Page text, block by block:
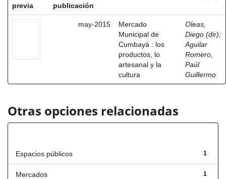
previa
publicación
may-2015
Mercado
Municipal de
Cumbayá : los
productos, lo
artesanal y la
cultura
Oleas,
Diego (dir);
Aguilar
Romero,
Paúl
Guillermo
Otras opciones relacionadas
1
Espacios públicos
1
Mercados